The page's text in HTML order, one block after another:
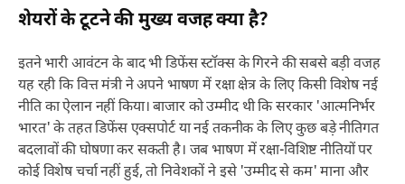
शेयरों के टूटने की मुख्य वजह क्या है?
इतने भारी आवंटन के बाद भी डिफेंस स्टॉक्स के गिरने की सबसे बड़ी वजह
यह रही कि वित्त मंत्री ने अपने भाषण में रक्षा क्षेत्र के लिए किसी विशेष नई
नीति का ऐलान नहीं किया। बाजार को उम्मीद थी कि सरकार 'आत्मनिर्भर
भारत' के तहत डिफेंस एक्सपोर्ट या नई तकनीक के लिए कुछ बड़े नीतिगत
बदलावों की घोषणा कर सकती है। जब भाषण में रक्षा-विशिष्ट नीतियों पर
कोई विशेष चर्चा नहीं हुई, तो निवेशकों ने इसे 'उम्मीद से कम' माना और